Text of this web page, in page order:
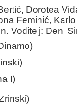
Dorotea
Feminić,
Voditelj: Deni
I)